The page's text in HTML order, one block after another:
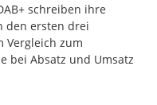
schreiben ihre
den ersten drei
Vergleich zum
bei Absatz und Umsatz